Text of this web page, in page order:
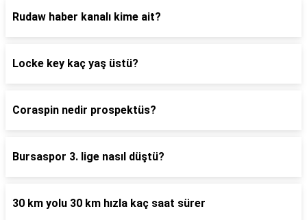
Rudaw haber kanalı kime ait?
Locke key kaç yaş üstü?
Coraspin nedir prospektüs?
Bursaspor 3. lige nasıl düştü?
30 km yolu 30 km hızla kaç saat sürer